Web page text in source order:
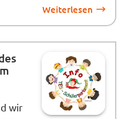
Weiterlesen
wir